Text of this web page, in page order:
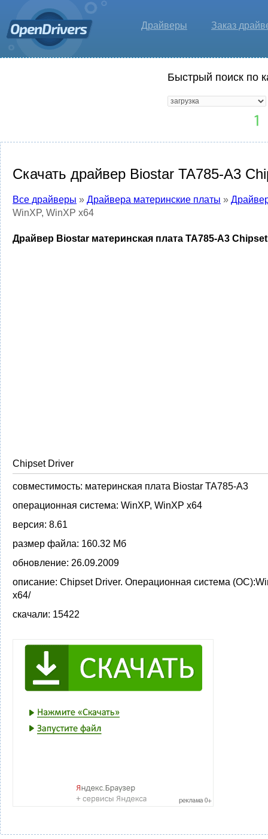
Драйверы Заказ
Быстрый поиск по
Скачать драйвер Biostar TA785-A3
Все драйверы » Драйвера материнские платы »
WinXP, WinXP x64
Драйвер Biostar материнская плата TA785-A3
Chipset Driver
совместимость: материнская плата Biostar TA785-A3
операционная система: WinXP, WinXP x64
версия: 8.61
размер файла: 160.32 Мб
обновление: 26.09.2009
описание: Chipset Driver. Операционная система
x64/
скачали: 15422